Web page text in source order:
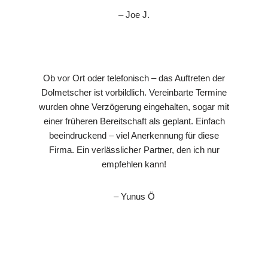
– Joe J.
Ob vor Ort oder telefonisch – das Auftreten der
Dolmetscher ist vorbildlich. Vereinbarte Termine
wurden ohne Verzögerung eingehalten, sogar mit
einer früheren Bereitschaft als geplant. Einfach
beeindruckend – viel Anerkennung für diese
Firma. Ein verlässlicher Partner, den ich nur
empfehlen kann!
– Yunus Ö